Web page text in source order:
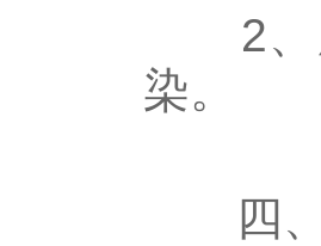
2、腐
染‌。
四、